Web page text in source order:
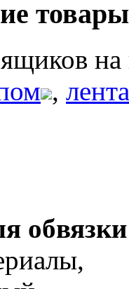
товары
ящиков на
,
обвязки